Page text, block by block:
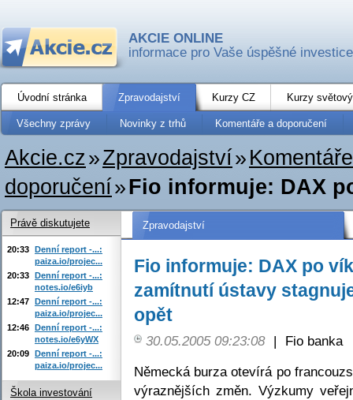
AKCIE ONLINE
informace pro Vaše úspěšné investice
Úvodní stránka Zpravodajství Kurzy CZ Kurzy
Všechny zprávy Novinky z trhů Komentáře a doporučení
Akcie.cz»Zpravodajství»
doporučení»Fio informuje: DAX
Zpravodajství
Fio informuje: DAX po
zamítnutí ústavy
opět
30.05.2005 09:23:08 |
Fio banka
Německá burza otevírá po
výraznějších změn. Výzkumy
Právě diskutujete
20:33 Denní report -...:
paiza.io/projec...
20:33 Denní report -...:
notes.io/e6iyb
12:47 Denní report -...:
paiza.io/projec...
12:46 Denní report -...:
notes.io/e6yWX
20:09 Denní report -...:
paiza.io/projec...
Škola investování